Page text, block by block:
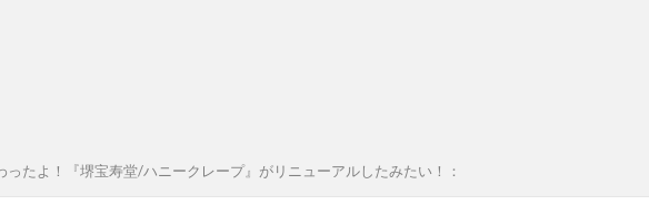
たよ！『堺宝寿堂/ハニークレープ』がリニューアルしたみたい！：